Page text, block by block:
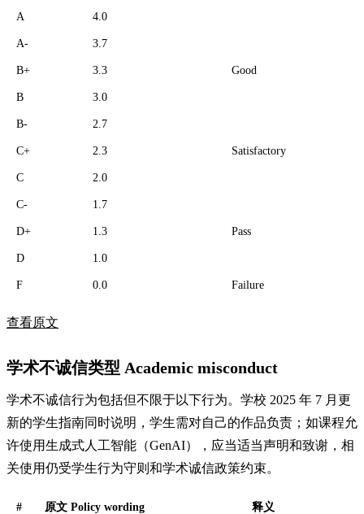
A 4.0
A- 3.7
B+ 3.3 Good
B 3.0
B- 2.7
C+ 2.3 Satisfactory
C 2.0
C- 1.7
D+ 1.3 Pass
D 1.0
F 0.0 Failure
查看原文
学术不诚信类型 Academic misconduct
学术不诚信行为包括但不限于以下行为。学校 2025 年 7 月更
新的学生指南同时说明，学生需对自己的作品负责；如课程允
许使用生成式人工智能（GenAI），应当适当声明和致谢，相
关使用仍受学生行为守则和学术诚信政策约束。
# 原文 Policy wording 释义